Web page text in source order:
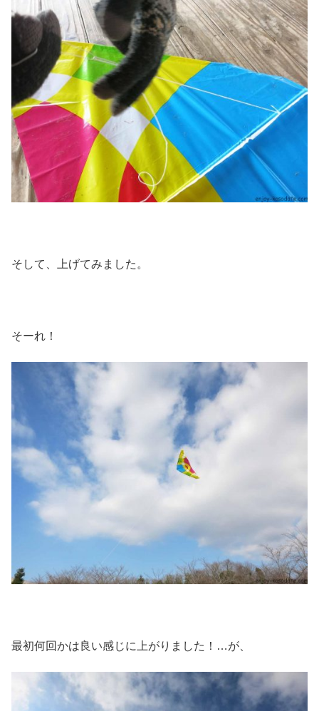
そして、上げてみました。
そーれ！
最初何回かは良い感じに上がりました！…が、